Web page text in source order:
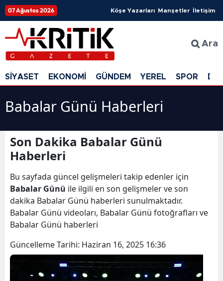
07 Ağustos 2026 Köşe Yazarları Manşetler İletişim
Ara
SİYASET EKONOMİ GÜNDEM YEREL SPOR
Babalar Günü Haberleri
Son Dakika Babalar Günü
Haberleri
Bu sayfada güncel gelişmeleri takip edenler için
Babalar Günü ile ilgili en son gelişmeler ve son
dakika Babalar Günü haberleri sunulmaktadır.
Babalar Günü videoları, Babalar Günü fotoğrafları ve
Babalar Günü haberleri
Güncelleme Tarihi: Haziran 16, 2025 16:36